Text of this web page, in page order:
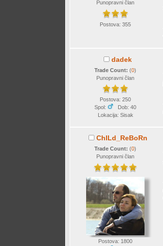
Punopravni član
Postova: 355
dadek
Trade Count:(0)
Punopravni član
Postova: 250
Spol:
Dob: 40
Lokacija: Sisak
ChILd_ReBoRn
Trade Count:(0)
Punopravni član
Postova: 1800